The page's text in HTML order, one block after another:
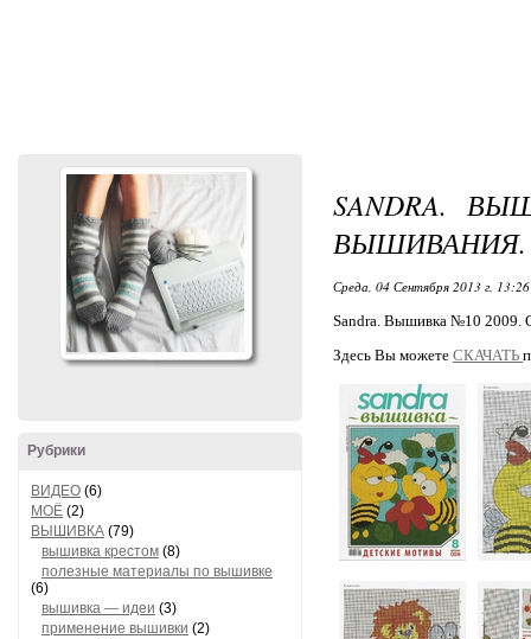
Рубрики
ВИДЕО (6)
МОЁ (2)
ВЫШИВКА (79)
вышивка крестом (8)
полезные материалы по вышивке
(6)
вышивка — идеи (3)
применение вышивки (2)
SANDRA.
ВЫШИВАНИЯ.
Среда, 04 Сентября 2013 г. 13:26
Sandra. Вышивка №10 2009.
Здесь Вы можете СКАЧАТЬ